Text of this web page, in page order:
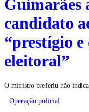
candidato
“prestígio e
eleitoral”
O ministro preferiu não
Operação policial